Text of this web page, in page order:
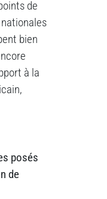
de
bien
à la
posés
de